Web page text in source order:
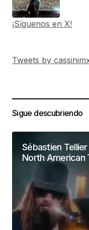
¡Síguenos en X!
Tweets by
Sigue descubriendo
Sébastien
North American